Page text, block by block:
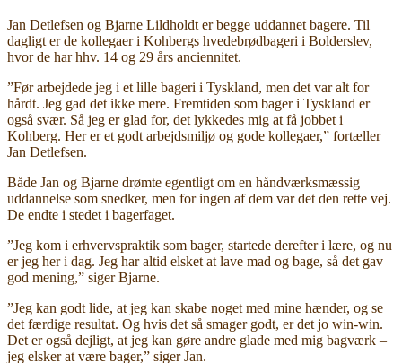
Jan Detlefsen og Bjarne Lildholdt er begge uddannet bagere. Til
dagligt er de kollegaer i Kohbergs hvedebrødbageri i Bolderslev,
hvor de har hhv. 14 og 29 års anciennitet.
”Før arbejdede jeg i et lille bageri i Tyskland, men det var alt for
hårdt. Jeg gad det ikke mere. Fremtiden som bager i Tyskland er
også svær. Så jeg er glad for, det lykkedes mig at få jobbet i
Kohberg. Her er et godt arbejdsmiljø og gode kollegaer,” fortæller
Jan Detlefsen.
Både Jan og Bjarne drømte egentligt om en håndværksmæssig
uddannelse som snedker, men for ingen af dem var det den rette vej.
De endte i stedet i bagerfaget.
”Jeg kom i erhvervspraktik som bager, startede derefter i lære, og nu
er jeg her i dag. Jeg har altid elsket at lave mad og bage, så det gav
god mening,” siger Bjarne.
”Jeg kan godt lide, at jeg kan skabe noget med mine hænder, og se
det færdige resultat. Og hvis det så smager godt, er det jo win-win.
Det er også dejligt, at jeg kan gøre andre glade med mig bagværk –
jeg elsker at være bager,” siger Jan.